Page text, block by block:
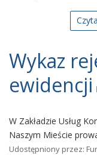
Wykaz
ewidencji
W Zakładzie Usług
Naszym Mieście
Udostępniony przez: